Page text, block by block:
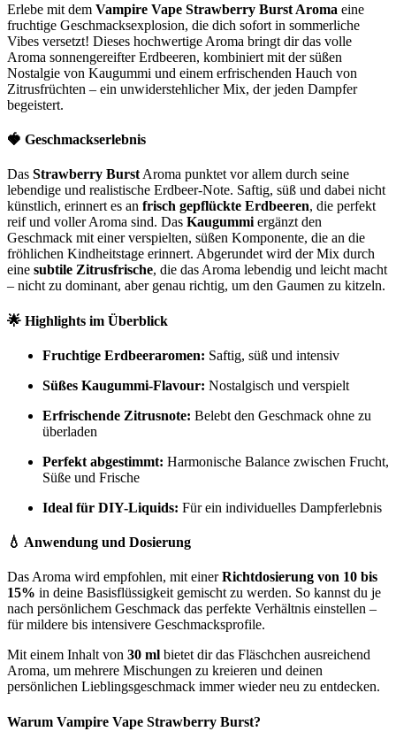
Erlebe mit dem Vampire Vape Strawberry Burst Aroma eine
fruchtige Geschmacksexplosion, die dich sofort in sommerliche
Vibes versetzt! Dieses hochwertige Aroma bringt dir das volle
Aroma sonnengereifter Erdbeeren, kombiniert mit der süßen
Nostalgie von Kaugummi und einem erfrischenden Hauch von
Zitrusfrüchten – ein unwiderstehlicher Mix, der jeden Dampfer
begeistert.
🍓 Geschmackserlebnis
Das Strawberry Burst Aroma punktet vor allem durch seine
lebendige und realistische Erdbeer-Note. Saftig, süß und dabei nicht
künstlich, erinnert es an frisch gepflückte Erdbeeren, die perfekt
reif und voller Aroma sind. Das Kaugummi ergänzt den
Geschmack mit einer verspielten, süßen Komponente, die an die
fröhlichen Kindheitstage erinnert. Abgerundet wird der Mix durch
eine subtile Zitrusfrische, die das Aroma lebendig und leicht macht
– nicht zu dominant, aber genau richtig, um den Gaumen zu kitzeln.
🌟 Highlights im Überblick
Fruchtige Erdbeeraromen: Saftig, süß und intensiv
Süßes Kaugummi-Flavour: Nostalgisch und verspielt
Erfrischende Zitrusnote: Belebt den Geschmack ohne zu
überladen
Perfekt abgestimmt: Harmonische Balance zwischen Frucht,
Süße und Frische
Ideal für DIY-Liquids: Für ein individuelles Dampferlebnis
💧 Anwendung und Dosierung
Das Aroma wird empfohlen, mit einerRichtdosierung von 10 bis
15% in deine Basisflüssigkeit gemischt zu werden. So kannst du je
nach persönlichem Geschmack das perfekte Verhältnis einstellen –
für mildere bis intensivere Geschmacksprofile.
Mit einem Inhalt von 30 ml bietet dir das Fläschchen ausreichend
Aroma, um mehrere Mischungen zu kreieren und deinen
persönlichen Lieblingsgeschmack immer wieder neu zu entdecken.
Warum Vampire Vape Strawberry Burst?